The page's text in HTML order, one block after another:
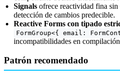
Signals ofrece reactividad fina
detección de cambios predecible.
Reactive Forms con tipado
FormGroup<{ email:
incompatibilidades en
Patrón recomendado